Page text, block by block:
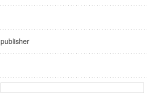
publisher